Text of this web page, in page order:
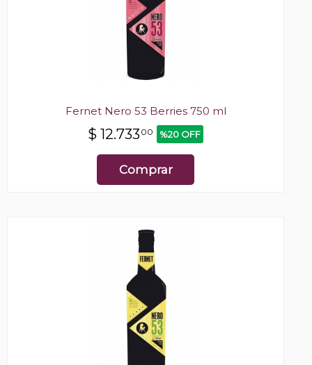
Fernet Nero 53 Berries 750 ml
$ 12.733 00 %20 OFF
Comprar